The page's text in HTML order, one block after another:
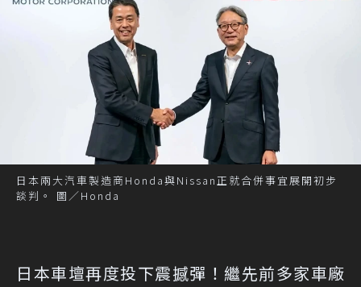
日本兩大汽車製造商Honda與Nissan正就合併事宜展開初步
談判。 圖／Honda
日本車壇再度投下震撼彈！繼先前多家車廠